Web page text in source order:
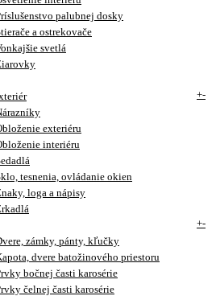
palubnej dosky
a ostrekovače
svetlá
+-
exteriéru
interiéru
tesnenia, ovládanie okien
loga a nápisy
+-
zámky, pánty, kľučky
dvere batožinového priestoru
bočnej časti karosérie
čelnej časti karosérie